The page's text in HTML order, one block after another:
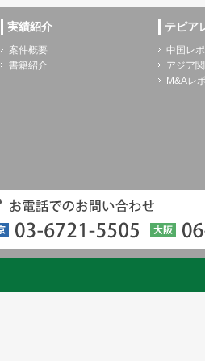
実績紹介
案件概要
書籍紹介
テピア
中国レ
アジア
M&Aレ